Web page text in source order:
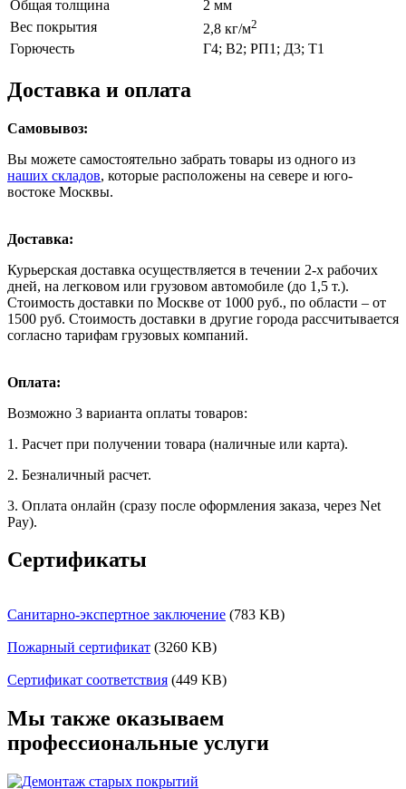
Общая толщина
2 мм
Вес покрытия
2,8 кг/м2
Горючесть Г4; В2; РП1; Д3; Т1
Доставка и оплата
Самовывоз:
Вы можете самостоятельно забрать товары из одного из
наших складов, которые расположены на севере и юго-
востоке Москвы.
Доставка:
Курьерская доставка осуществляется в течении 2-х рабочих
дней, на легковом или грузовом автомобиле (до 1,5 т.).
Стоимость доставки по Москве от 1000 руб., по области – от
1500 руб. Стоимость доставки в другие города рассчитывается
согласно тарифам грузовых компаний.
Оплата:
Возможно 3 варианта оплаты товаров:
1. Расчет при получении товара (наличные или карта).
2. Безналичный расчет.
3. Оплата онлайн (сразу после оформления заказа, через Net
Pay).
Сертификаты
Санитарно-экспертное заключение (783 KB)
Пожарный сертификат (3260 KB)
Сертификат соответствия (449 KB)
Мы также оказываем
профессиональные услуги